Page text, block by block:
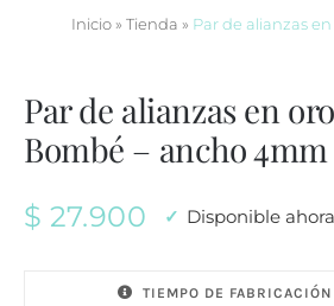
Inicio» Tienda » Par de alianzas
Par de alianzas en
Bombé – ancho 4mm
$ 27.900 Disponible ahora
TIEMPO DE